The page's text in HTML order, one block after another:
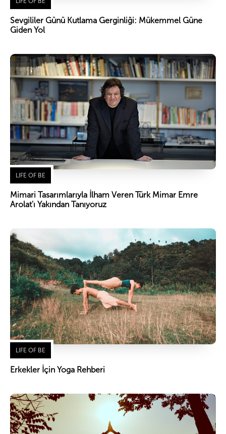
Sevgililer Günü Kutlama Gerginliği: Mükemmel Güne
Giden Yol
LIFE OF BE
Mimari Tasarımlarıyla İlham Veren Türk Mimar Emre
Arolat'ı Yakından Tanıyoruz
LIFE OF BE
Erkekler İçin Yoga Rehberi